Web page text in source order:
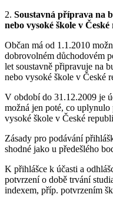
2. Soustavná příprava na
nebo vysoké škole v
Občan má od 1.1.2010
dobrovolném důchodovém
let soustavně připravuje na
nebo vysoké škole v České
V období do 31.12.2009 je
možná jen poté, co uplynulo
vysoké škole v České
Zásady pro podávání
shodné jako u předešlého
K přihlášce k účasti a
potvrzení o době trvání
indexem, příp. potvrzením